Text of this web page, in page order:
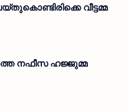
വീട്ടമ്മ
നഫീസ ഹജ്ജുമ്മ